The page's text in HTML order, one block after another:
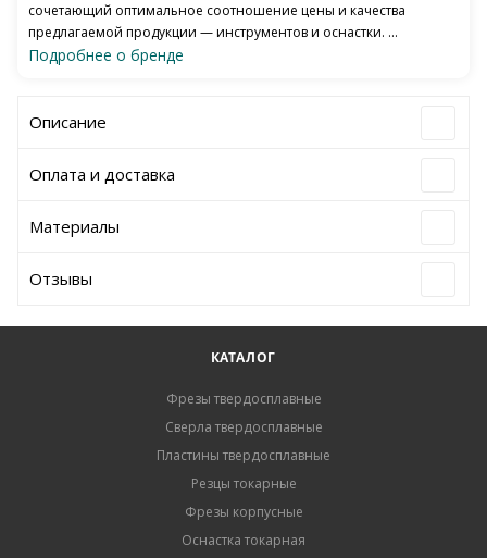
сочетающий оптимальное соотношение цены и качества
предлагаемой продукции — инструментов и оснастки. ...
Подробнее о бренде
Описание
Оплата и доставка
Материалы
Отзывы
КАТАЛОГ
Фрезы твердосплавные
Сверла твердосплавные
Пластины твердосплавные
Резцы токарные
Фрезы корпусные
Оснастка токарная